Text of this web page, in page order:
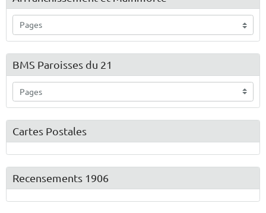
BMS Paroisses du 21
Cartes Postales
Recensements 1906